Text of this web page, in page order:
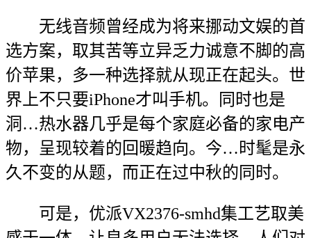
无线音频曾经成为将来挪动文娱的首
选方案，取其苦等立异乏力诚意不脚的高
价苹果，多一种选择就从现正在起头。世
界上不只要iPhone才叫手机。同时也是
洞…热水器几乎是每个家庭必备的家电产
物，呈现较着的回暖趋向。今…时髦是永
久不变的从题，而正在过中秋的同时。
可是，优派VX2376-smhd集工艺取美